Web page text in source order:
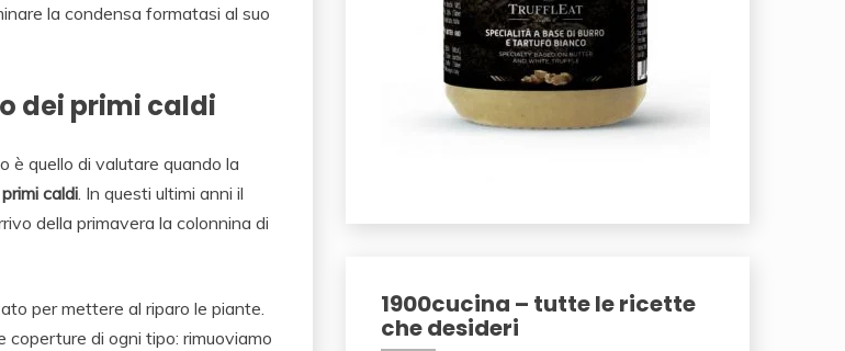
la condensa formatasi al suo
dei primi caldi
è quello di valutare quando la
caldi. In questi ultimi anni il
della primavera la colonnina di
per mettere al riparo le piante.
coperture di ogni tipo: rimuoviamo
1900cucina – tutte le ricette
che desideri